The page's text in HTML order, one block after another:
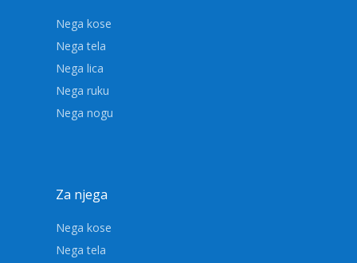
Nega kose
Nega tela
Nega lica
Nega ruku
Nega nogu
Za njega
Nega kose
Nega tela